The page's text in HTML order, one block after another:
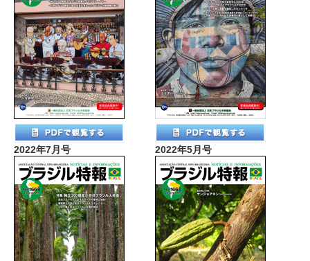
2022年7月号 2022年5月号